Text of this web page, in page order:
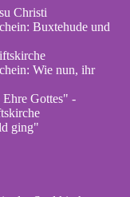
Christi
Buxtehude und
Wie nun, ihr
Gottes" -
ging"